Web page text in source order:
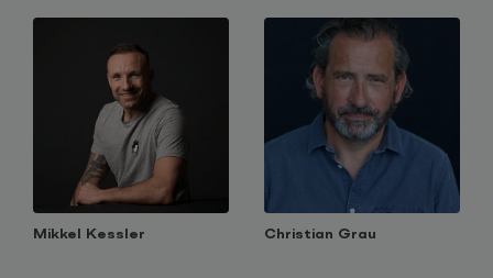
Mikkel Kessler Christian Grau